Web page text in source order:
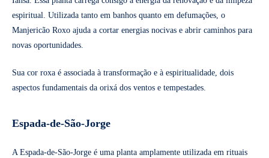
espiritual. Utilizada tanto em banhos quanto em defumações, o
Manjericão Roxo ajuda a cortar energias nocivas e abrir caminhos para
novas oportunidades.
Sua cor roxa é associada à transformação e à espiritualidade, dois
aspectos fundamentais da orixá dos ventos e tempestades.
Espada-de-São-Jorge
A Espada-de-São-Jorge é uma planta amplamente utilizada em rituais